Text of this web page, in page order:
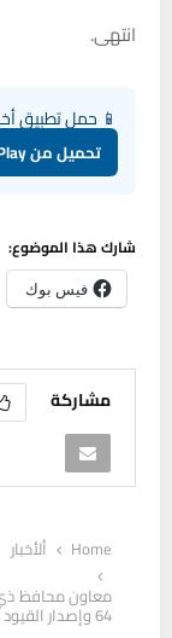
انتهى.
📱 حمل تطبيق
تحميل من Google Play
شارك هذا الموضوع:
فيس بوك
مشاركة
Home
ألأخبار
64 وإصدار القيود مسألة أيام